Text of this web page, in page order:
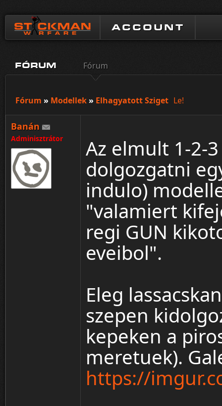
ACCOUNT
FÓRUM Fórum
Fórum » Modellek» Elhagyatott Sziget Le!
Banán
Adminisztrátor
Az elmult 1-2-
dolgozgatni
indulo)
"valamiert
regi GUN
eveibol".
Eleg
szepen
kepeken a
meretuek).
https://